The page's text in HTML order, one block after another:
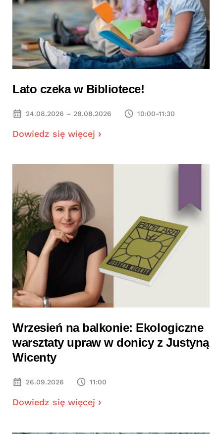
Lato czeka w Bibliotece!
24.08.2026 – 28.08.2026 10:00-11:30
Dowiedz się więcej
Wrzesień na balkonie: Ekologiczne
warsztaty upraw w donicy z Justyną
Wicenty
26.09.2026 11:00
Dowiedz się więcej